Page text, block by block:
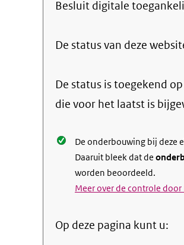
Besluit digitale
De status van deze
De status is toegekend
die voor het laatst is
De onderbouwing bij deze
Daaruit bleek dat de
worden beoordeeld.
Meer over de controle door
Op deze pagina kunt u: